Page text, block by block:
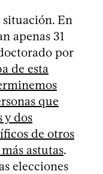
En
apenas 31
por
de esta
que
y dos
de otros
astutas.
elecciones